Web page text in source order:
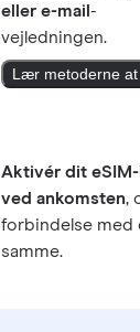
eller e-mail -
vejledningen.
Lær metoderne
Aktivér dit
ved ankomsten,
forbindelse med
samme.